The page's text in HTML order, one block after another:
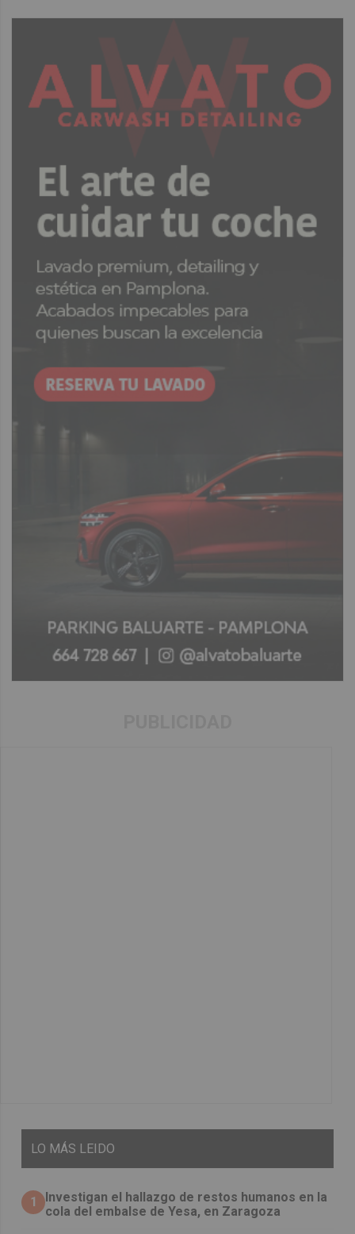
LO MÁS LEIDO
1
Investigan el hallazgo de restos humanos en la
cola del embalse de Yesa, en Zaragoza